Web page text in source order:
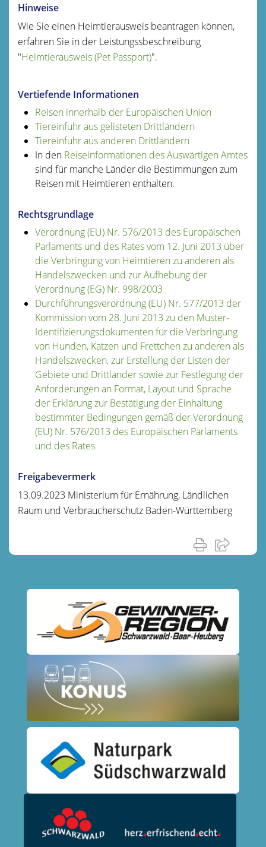
Hinweise
Wie Sie einen Heimtierausweis beantragen können,
erfahren Sie in der Leistungssbeschreibung
"Heimtierausweis (Pet Passport)".
Vertiefende Informationen
Reisen innerhalb der Europäischen Union
Tiereinfuhr aus gelisteten Drittländern
Tiereinfuhr aus anderen Drittländern
In den Reiseinformationen des Auswärtigen Amtes
sind für manche Länder die Bestimmungen zum
Reisen mit Heimtieren enthalten.
Rechtsgrundlage
Verordnung (EU) Nr. 576/2013 des Europäischen
Parlaments und des Rates vom 12. Juni 2013 über
die Verbringung von Heimtieren zu anderen als
Handelszwecken und zur Aufhebung der
Verordnung (EG) Nr. 998/2003
Durchführungsverordnung (EU) Nr. 577/2013 der
Kommission vom 28. Juni 2013 zu den Muster-
Identifizierungsdokumenten für die Verbringung
von Hunden, Katzen und Frettchen zu anderen als
Handelszwecken, zur Erstellung der Listen der
Gebiete und Drittländer sowie zur Festlegung der
Anforderungen an Format, Layout und Sprache
der Erklärung zur Bestätigung der Einhaltung
bestimmter Bedingungen gemäß der Verordnung
(EU) Nr. 576/2013 des Europäischen Parlaments
und des Rates
Freigabevermerk
13.09.2023 Ministerium für Ernährung, Ländlichen
Raum und Verbraucherschutz Baden-Württemberg